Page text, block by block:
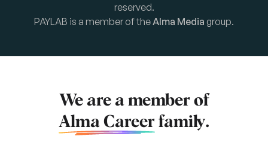
reserved.
PAYLAB is a member of theAlma Media group.
We are a member of
Alma Career family.